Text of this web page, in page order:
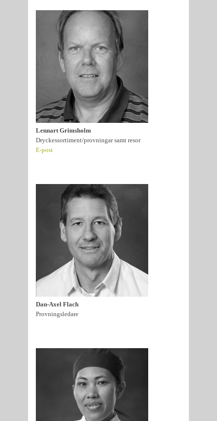
Lennart Grimsholm
Dryckessortiment/provningar samt resor
E-post
Dan-Axel Flach
Provningsledare